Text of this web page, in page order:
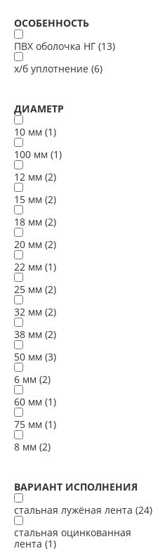
ОСОБЕННОСТЬ
ПВХ оболочка НГ (13)
х/б уплотнение (6)
ДИАМЕТР
10 мм (1)
100 мм (1)
12 мм (2)
15 мм (2)
18 мм (2)
20 мм (2)
22 мм (1)
25 мм (2)
32 мм (2)
38 мм (2)
50 мм (3)
6 мм (2)
60 мм (1)
75 мм (1)
8 мм (2)
ВАРИАНТ ИСПОЛНЕНИЯ
стальная лужёная лента (24)
стальная оцинкованная
лента (1)